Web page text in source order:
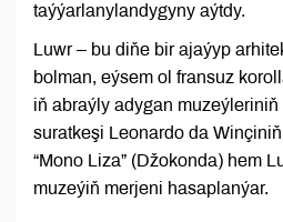
taýýarlanylandygyny aýtdy.
Luwr – bu diňe bir ajaýyp
bolman, eýsem ol fransuz
iň abraýly adygan
suratkeşi Leonardo da
“Mono Liza” (Džokonda) hem
muzeýiň merjeni hasaplanýar.